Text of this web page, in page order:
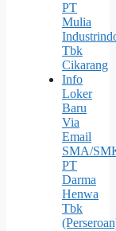
PT
Mulia
Tbk
Cikarang
Info
Loker
Baru
Via
Email
SMA/
PT
Darma
Henwa
Tbk